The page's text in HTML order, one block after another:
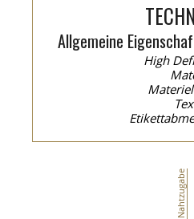
Allgemeine
High
Nahtzugabe